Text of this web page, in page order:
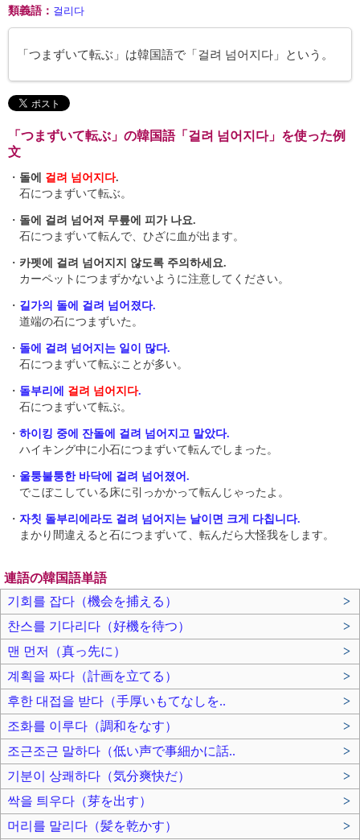
類義語 ： 걸리다
「つまずいて転ぶ」は韓国語で「걸려 넘어지다」という。
「つまずいて転ぶ」の韓国語「걸려 넘어지다」を使った例
文
・ 돌에 걸려 넘어지다.
石につまずいて転ぶ。
・ 돌에 걸려 넘어져 무릎에 피가 나요.
石につまずいて転んで、ひざに血が出ます。
・ 카펫에 걸려 넘어지지 않도록 주의하세요.
カーペットにつまずかないように注意してください。
・ 길가의 돌에 걸려 넘어졌다.
道端の石につまずいた。
・ 돌에 걸려 넘어지는 일이 많다.
石につまずいて転ぶことが多い。
・ 돌부리에 걸려 넘어지다.
石につまずいて転ぶ。
・ 하이킹 중에 잔돌에 걸려 넘어지고 말았다.
ハイキング中に小石につまずいて転んでしまった。
・ 울퉁불퉁한 바닥에 걸려 넘어졌어.
でこぼこしている床に引っかかって転んじゃったよ。
・ 자칫 돌부리에라도 걸려 넘어지는 날이면 크게 다칩니다.
まかり間違えると石につまずいて、転んだら大怪我をします。
連語の韓国語単語
기회를 잡다（機会を捕える）
>
찬스를 기다리다（好機を待つ）
>
맨 먼저（真っ先に）
>
계획을 짜다（計画を立てる）
>
후한 대접을 받다（手厚いもてなしを..
>
조화를 이루다（調和をなす）
>
조근조근 말하다（低い声で事細かに話..
>
기분이 상쾌하다（気分爽快だ）
>
싹을 틔우다（芽を出す）
>
머리를 말리다（髪を乾かす）
>